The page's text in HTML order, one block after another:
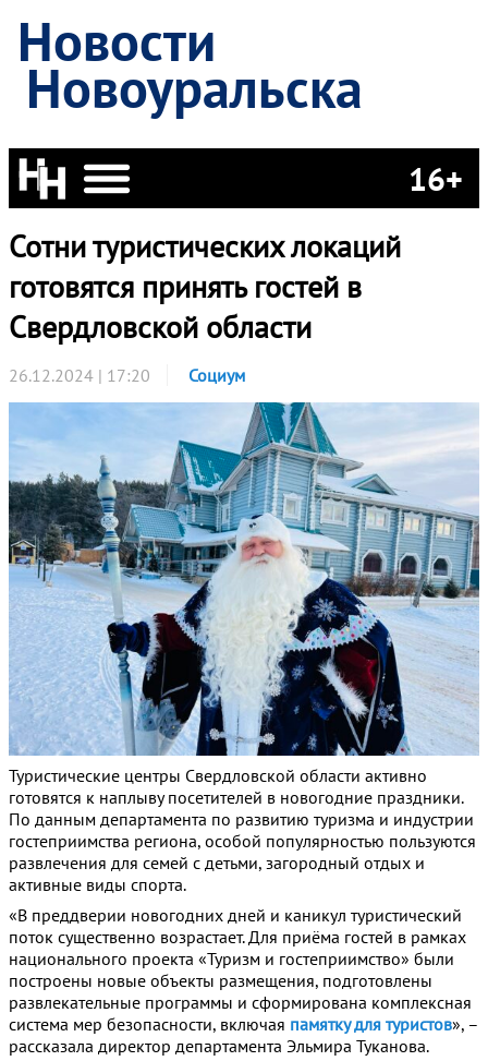
Новости
Новоуральска
16+
Сотни туристических локаций
готовятся принять гостей в
Свердловской области
26.12.2024 | 17:20 Социум
Туристические центры Свердловской области активно
готовятся к наплыву посетителей в новогодние праздники.
По данным департамента по развитию туризма и индустрии
гостеприимства региона, особой популярностью пользуются
развлечения для семей с детьми, загородный отдых и
активные виды спорта.
«В преддверии новогодних дней и каникул туристический
поток существенно возрастает. Для приёма гостей в рамках
национального проекта «Туризм и гостеприимство» были
построены новые объекты размещения, подготовлены
развлекательные программы и сформирована комплексная
система мер безопасности, включая памятку для туристов», –
рассказала директор департамента Эльмира Туканова.